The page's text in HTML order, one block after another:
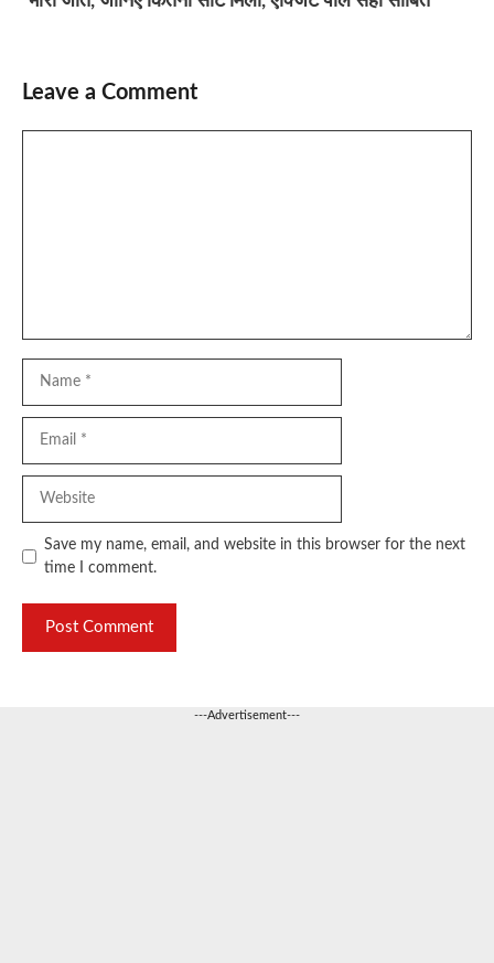
Leave a Comment
Save my name, email, and website in this browser for the next
time I comment.
---Advertisement---